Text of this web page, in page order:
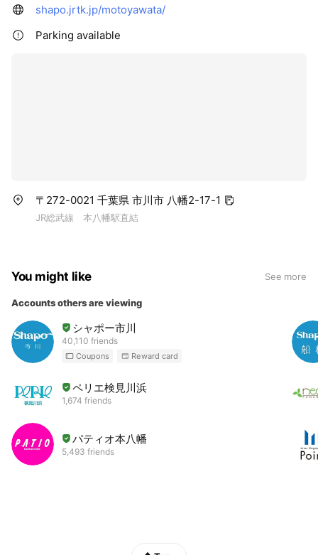
shapo.jrtk.jp/motoyawata/
Parking available
〒272-0021 千葉県 市川市 八幡2-17-1
JR総武線 本八幡駅直結
You might like See more
Accounts others are viewing
シャポー市川
40,110 friends
Coupons Reward card
ペリエ検見川浜
1,674 friends
パティオ本八幡
5,493 friends